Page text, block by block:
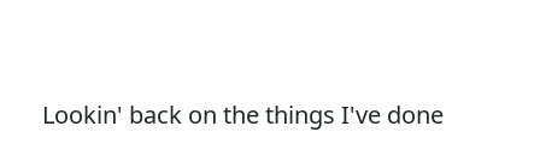
Lookin' back on the things I've done